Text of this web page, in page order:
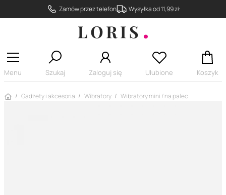
Zamów przez telefon Wysyłka od 11,99 zł
Menu Szukaj Zaloguj się Ulubione Koszyk
Strona główna
Gadżety i akcesoria Wibratory Wibratory mini / na palec